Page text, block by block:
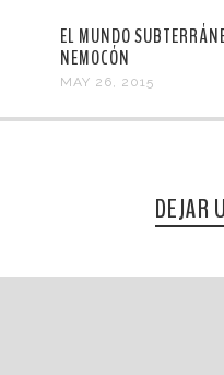
EL MUNDO
NEMOCÓN
MAY 26, 2015
DEJAR